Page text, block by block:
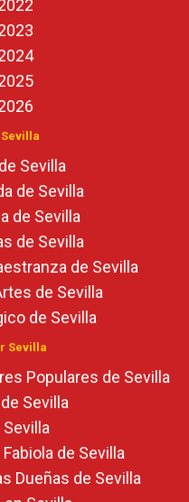
Sevilla
de Sevilla
de Sevilla
de Sevilla
de Sevilla
de Sevilla
de Sevilla
Sevilla
Populares de Sevilla
Sevilla
de Sevilla
Dueñas de Sevilla